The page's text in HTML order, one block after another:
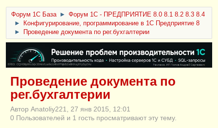
Форум 1C База ►
Форум 1С - ПРЕДПРИЯТИЕ 8.0 8.1 8.2 8.3 8.4
►
Конфигурирование, программирование в 1С Предприятие 8
►
Проведение документа по рег.бухгалтерии
ERID: CQH36pWzJqVJD4xVLsnhcU4hVPNjkBZe8KKxjJiYySyZAz
Проведение документа по
рег.бухгалтерии
Автор Anatoliy221, 27 янв 2015, 12:01
0 Пользователей и 1 гость просматривают эту тему.